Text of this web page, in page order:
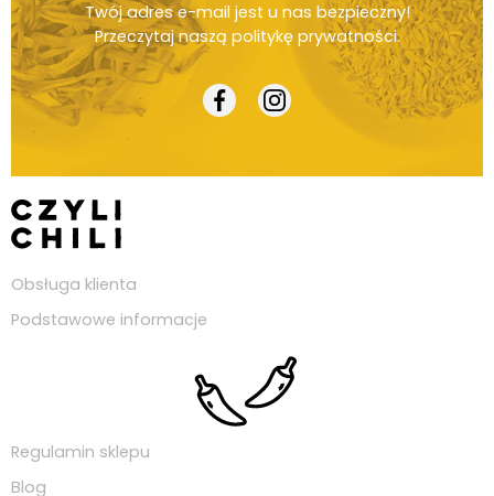
Twój adres e-mail jest u nas bezpieczny!
Przeczytaj naszą politykę prywatności.
Obsługa klienta
Podstawowe informacje
Regulamin sklepu
Blog